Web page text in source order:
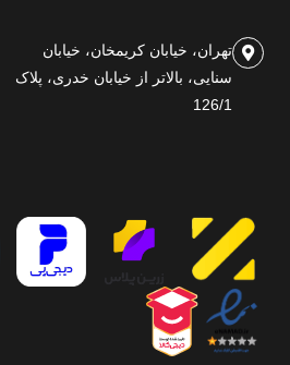
تهران، خیابان کریمخان، خیابان
سنایی، بالاتر از خیابان خدری، پلاک
126/1